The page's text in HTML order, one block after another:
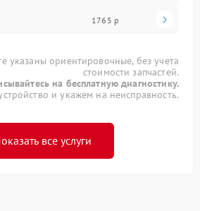
1765 р
указаны ориентировочные, без учета
стоимости запчастей.
на бесплатную диагностику.
и укажем на неисправность.
все услуги